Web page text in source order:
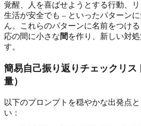
覚醒、人を喜ばせようとする行動、
生活が安全でも – といったパターン
ん。これらのパターンに名前をつけ
応の間に小さな間 を作り、新しい対
す。
簡易自己振り返りチェックリス
量）
以下のプロンプトを穏やかな出発点
い：